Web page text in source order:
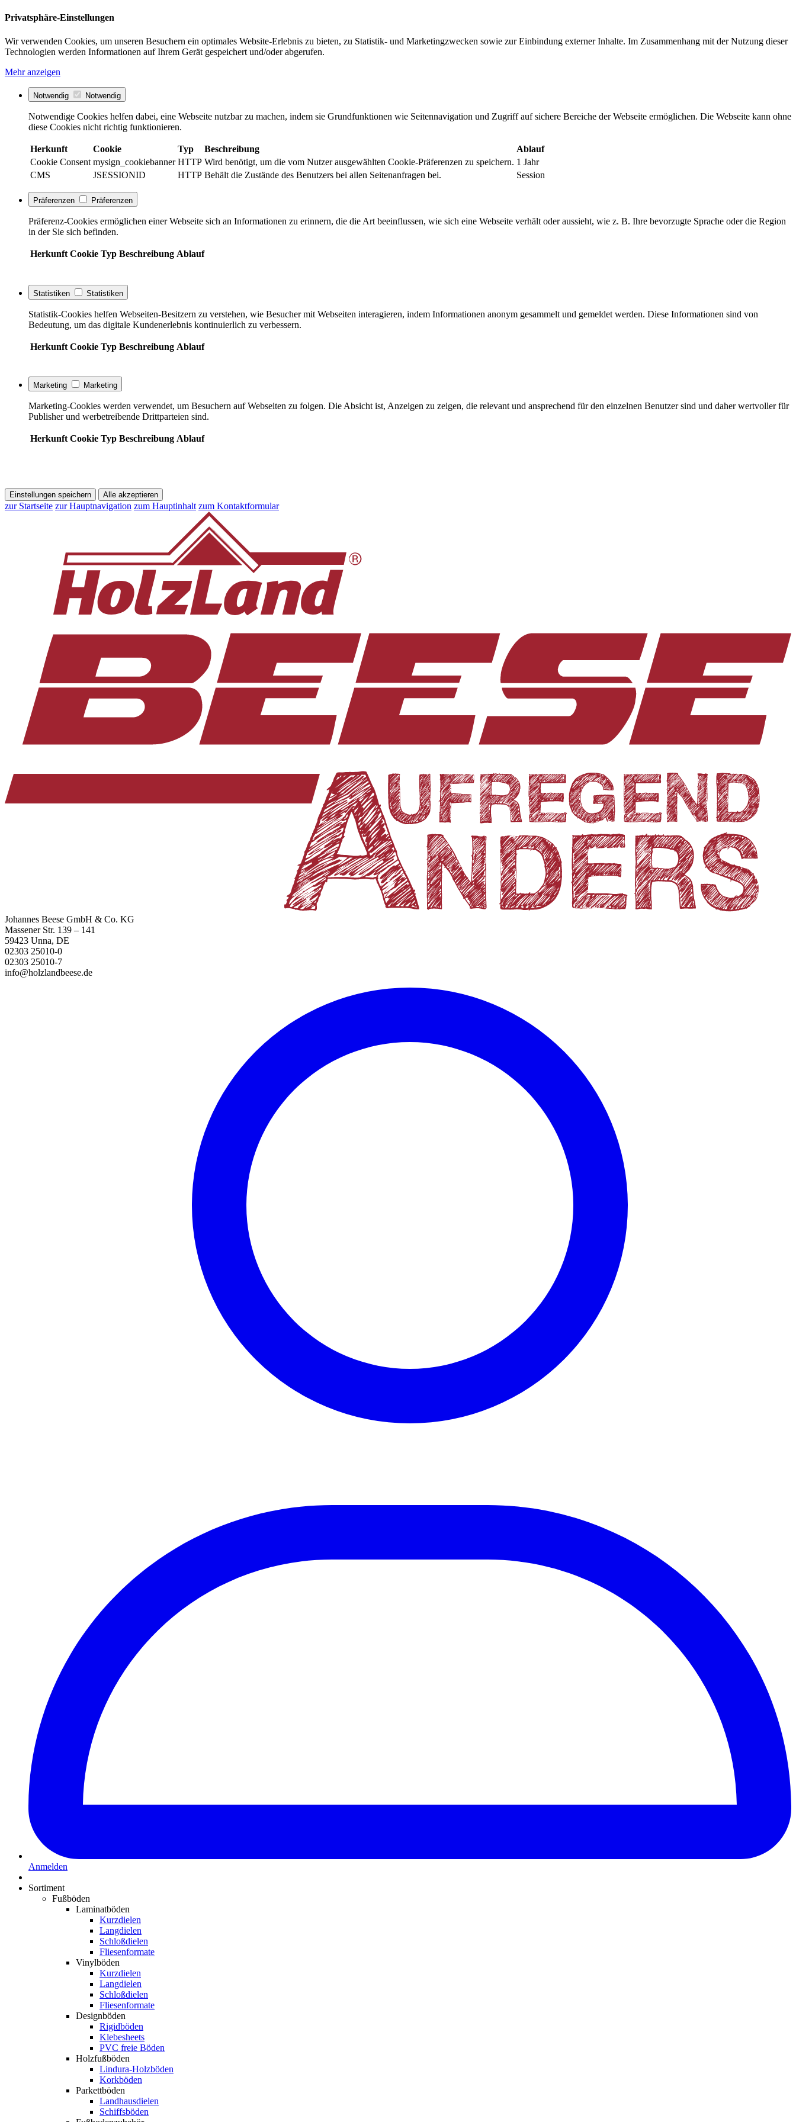
Privatsphäre-Einstellungen
Wir verwenden Cookies, um unseren Besuchern ein optimales Website-Erlebnis zu bieten, zu Statistik- und Marketingzwecken sowie zur Einbindung externer Inhalte. Im Zusammenhang mit der Nutzung dieser
Technologien werden Informationen auf Ihrem Gerät gespeichert und/oder abgerufen.
Mehr anzeigen
Notwendig Notwendig
Notwendige Cookies helfen dabei, eine Webseite nutzbar zu machen, indem sie Grundfunktionen wie Seitennavigation und Zugriff auf sichere Bereiche der Webseite ermöglichen. Die Webseite kann ohne
diese Cookies nicht richtig funktionieren.
Herkunft Cookie Typ Beschreibung
Ablauf
Cookie Consent mysign_cookiebanner HTTP Wird benötigt, um die vom Nutzer ausgewählten Cookie-Präferenzen zu speichern. 1 Jahr
CMS
JSESSIONID HTTP Behält die Zustände des Benutzers bei allen Seitenanfragen bei. Session
Präferenzen Präferenzen
Präferenz-Cookies ermöglichen einer Webseite sich an Informationen zu erinnern, die die Art beeinflussen, wie sich eine Webseite verhält oder aussieht, wie z. B. Ihre bevorzugte Sprache oder die Region
in der Sie sich befinden.
Herkunft Cookie Typ Beschreibung Ablauf
Statistiken Statistiken
Statistik-Cookies helfen Webseiten-Besitzern zu verstehen, wie Besucher mit Webseiten interagieren, indem Informationen anonym gesammelt und gemeldet werden. Diese Informationen sind von
Bedeutung, um das digitale Kundenerlebnis kontinuierlich zu verbessern.
Herkunft Cookie Typ Beschreibung Ablauf
Marketing Marketing
Marketing-Cookies werden verwendet, um Besuchern auf Webseiten zu folgen. Die Absicht ist, Anzeigen zu zeigen, die relevant und ansprechend für den einzelnen Benutzer sind und daher wertvoller für
Publisher und werbetreibende Drittparteien sind.
Herkunft Cookie Typ Beschreibung Ablauf
Einstellungen speichern Alle akzeptieren
zur Startseite zur Hauptnavigation zum Hauptinhalt zum Kontaktformular
Johannes Beese GmbH & Co. KG
Massener Str. 139 – 141
59423 Unna, DE
02303 25010-0
02303 25010-7
info@holzlandbeese.de
Anmelden
Sortiment
Fußböden
Laminatböden
Kurzdielen
Langdielen
Schloßdielen
Fliesenformate
Vinylböden
Kurzdielen
Langdielen
Schloßdielen
Fliesenformate
Designböden
Rigidböden
Klebesheets
PVC freie Böden
Holzfußböden
Lindura-Holzböden
Korkböden
Parkettböden
Landhausdielen
Schiffsböden